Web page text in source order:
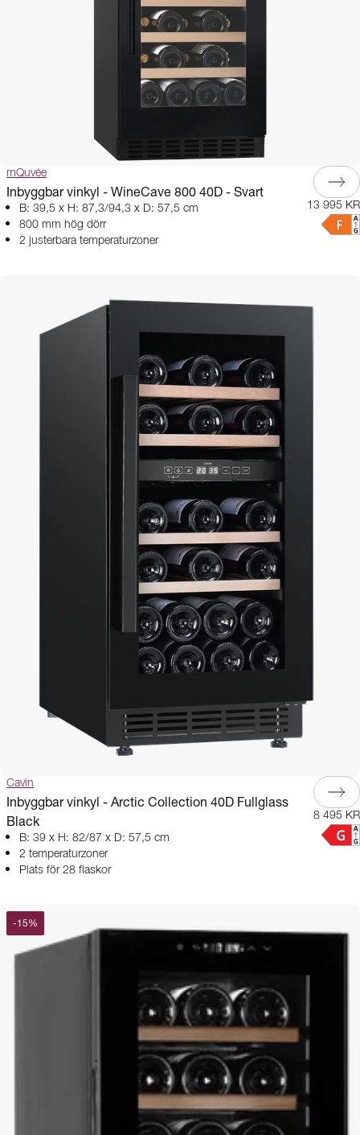
mQuvée
Inbyggbar vinkyl - WineCave 800 40D - Svart
B: 39,5 x H: 87,3/94,3 x D: 57,5 cm
800 mm hög dörr
2 justerbara temperaturzoner
13 995 KR
Cavin
Inbyggbar vinkyl - Arctic Collection 40D Fullglass
Black
B: 39 x H: 82/87 x D: 57,5 cm
2 temperaturzoner
Plats för 28 flaskor
8 495 KR
-15%